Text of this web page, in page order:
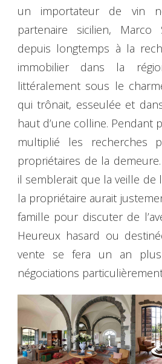
un importateur de vin
partenaire sicilien, Marco
depuis longtemps à la
immobilier dans la
littéralement sous le
qui trônait, esseulée et
haut d’une colline. Pendant
multiplié les recherches
propriétaires de la
il semblerait que la veille de
la propriétaire aurait
famille pour discuter de
Heureux hasard ou
vente se fera un an
négociations